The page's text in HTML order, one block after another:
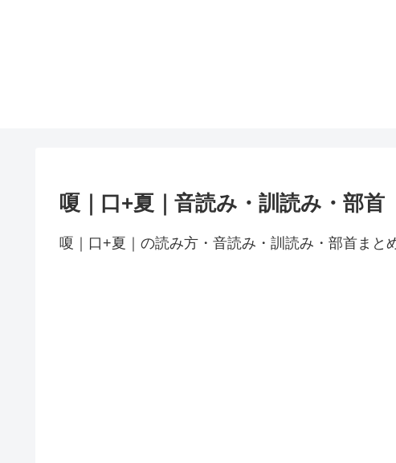
嗄｜口+夏｜音読み・訓読み・部首
嗄｜口+夏｜の読み方・音読み・訓読み・部首まとめ